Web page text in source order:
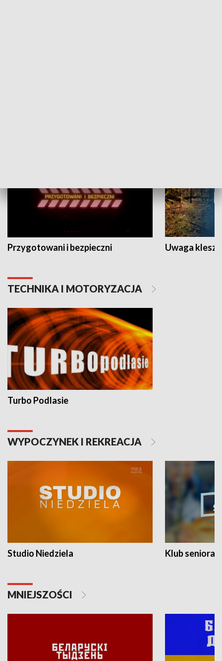
Przygotowani i bezpieczni Uwaga
TECHNIKA I MOTORYZACJA
Turbo Podlasie
WYPOCZYNEK I REKREACJA
Studio Niedziela Klub seniora
MNIEJSZOŚCI